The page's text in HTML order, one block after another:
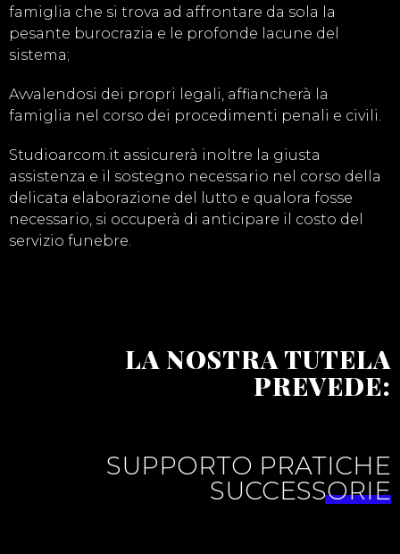
famiglia che si trova ad affrontare da sola la
pesante burocrazia e le profonde lacune del
sistema;
Avvalendosi dei propri legali, affiancherà la
famiglia nel corso dei procedimenti penali e civili.
Studioarcom.it assicurerà inoltre la giusta
assistenza e il sostegno necessario nel corso della
delicata elaborazione del lutto e qualora fosse
necessario, si occuperà di anticipare il costo del
servizio funebre.
LA NOSTRA TUTELA
PREVEDE:
SUPPORTO PRATICHE
SUCCESSORIE